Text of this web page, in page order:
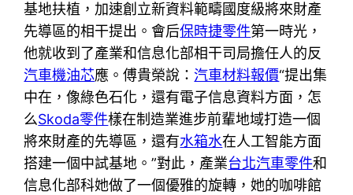
基地扶植，加速創立新資料範疇國度級將來財產
先導區的相干提出。會后保時捷零件第一時光，
他就收到了產業和信息化部相干司局擔任人的反
汽車機油芯應。傅貴榮說：汽車材料報價“提出集
中在，像綠色石化，還有電子信息資料方面，怎
么Skoda零件樣在制造業進步前輩地域打造一個
將來財產的先導區，還有水箱水在人工智能方面
搭建一個中試基地。”對此，產業台北汽車零件和
信息化部科她做了一個優雅的旋轉，她的咖啡館